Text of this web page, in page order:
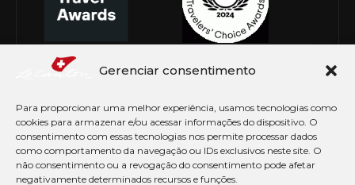
Gerenciar consentimento
Para proporcionar uma melhor experiência, usamos tecnologias como
cookies para armazenar e/ou acessar informações do dispositivo. O
consentimento com essas tecnologias nos permite processar dados
como comportamento da navegação ou IDs exclusivos neste site. O
não consentimento ou a revogação do consentimento pode afetar
negativamente determinados recursos e funções.
© Copyright 2026 Le Canton. Todos os direitos